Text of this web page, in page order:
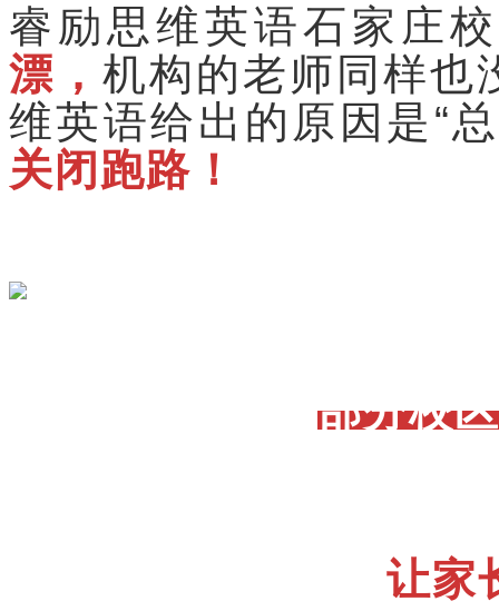
睿励思维英语石家庄
漂， 机构的老师同样也
维英语给出的原因是“
关闭跑路！
部分校
让家